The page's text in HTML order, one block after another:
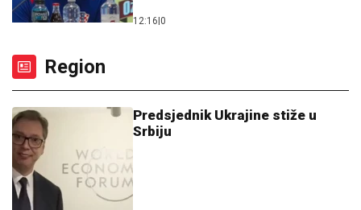
12:16 0
Region
Predsjednik Ukrajine stiže u
Srbiju